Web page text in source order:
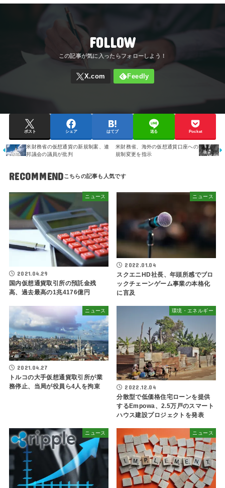
FOLLOW
ポスト シェア はてブ 送る Pocket
米財務省の仮想通貨の新規制案、連
邦議会の議員が批判
米財務省、海外の仮想通貨口座への
規制変更を指示
RECOMMEND
ニュース
2021.04.29
国内仮想通貨取引所の預託金残
高、過去最高の1兆4176億円
ニュース
2022.01.04
スクエニHD社長、年頭所感でブロ
ックチェーンゲーム事業の本格化
に言及
ニュース
2021.04.27
トルコの大手仮想通貨取引所が業
務停止、当局が役員ら4人を拘束
環境・エネルギー
2022.12.04
分散型で低価格住宅ローンを提供
するEmpowa、2.5万戸のスマート
ハウス建設プロジェクトを発表
ニュース ニュース